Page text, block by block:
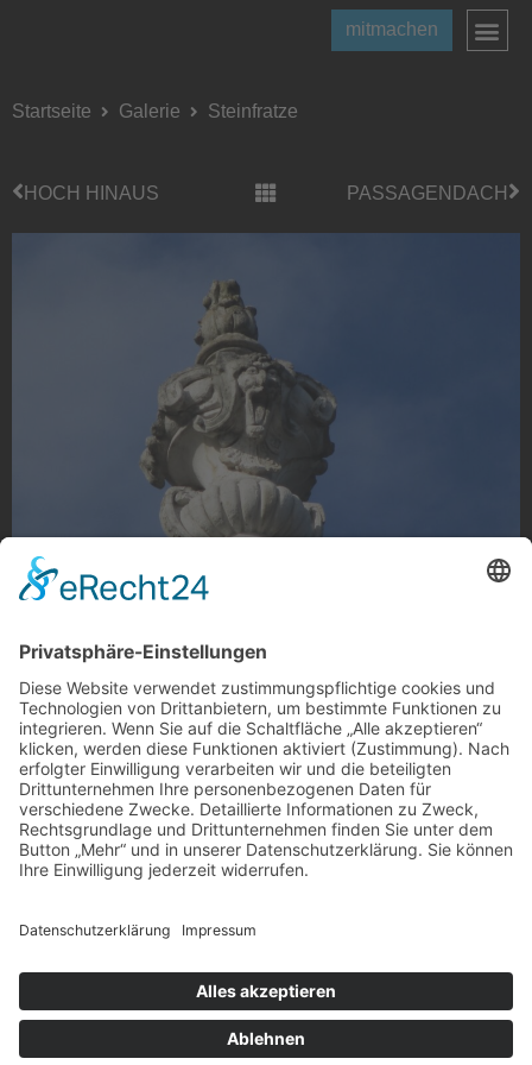
mitmachen
Startseite Galerie Steinfratze
HOCH HINAUS PASSAGENDACH
Steinfratze
Steinfratze auf der Hagelkreuzstraße, Venn/ Windberg
Foto: Stefanie Schulte